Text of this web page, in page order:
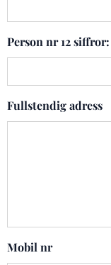
Person nr 12 siffror:
Fullstendig adress
Mobil nr